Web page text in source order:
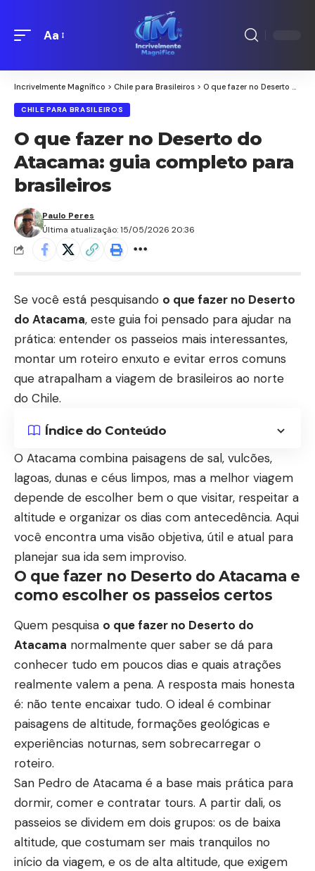
Redimensionamento
fontes
Aa
Incrivelmente Magnífico > Chile para Brasileiros > O que fazer no Deserto do Atacama: guia completo para brasileiros
CHILE PARA BRASILEIROS
O que fazer no Deserto do
Atacama: guia completo para
brasileiros
Última atualização: 15/05/2026 20:36
Paulo Peres
Se você está pesquisando o que fazer no Deserto
do Atacama, este guia foi pensado para ajudar na
prática: entender os passeios mais interessantes,
montar um roteiro enxuto e evitar erros comuns
que atrapalham a viagem de brasileiros ao norte
do Chile.
Índice do Conteúdo
O Atacama combina paisagens de sal, vulcões,
lagoas, dunas e céus limpos, mas a melhor viagem
depende de escolher bem o que visitar, respeitar a
altitude e organizar os dias com antecedência. Aqui
você encontra uma visão objetiva, útil e atual para
planejar sua ida sem improviso.
O que fazer no Deserto do Atacama e
como escolher os passeios certos
Quem pesquisa o que fazer no Deserto do
Atacama normalmente quer saber se dá para
conhecer tudo em poucos dias e quais atrações
realmente valem a pena. A resposta mais honesta
é: não tente encaixar tudo. O ideal é combinar
paisagens de altitude, formações geológicas e
experiências noturnas, sem sobrecarregar o
roteiro.
San Pedro de Atacama é a base mais prática para
dormir, comer e contratar tours. A partir dali, os
passeios se dividem em dois grupos: os de baixa
altitude, que costumam ser mais tranquilos no
início da viagem, e os de alta altitude, que exigem